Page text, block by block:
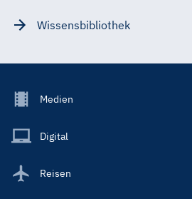
Wissensbibliothek
Footer
Main
Medien
Digital
Reisen